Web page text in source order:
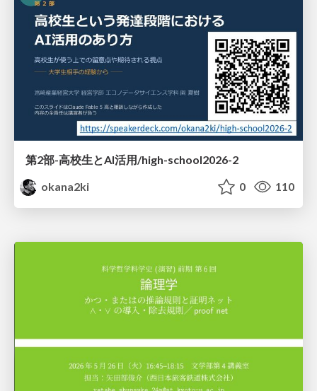
第2部-高校生とAI活用/high-school2026-2
okana2ki
0 110